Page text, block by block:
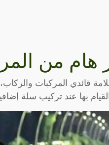
هام من
قائدي المركبات
بها عند تركيب سلة